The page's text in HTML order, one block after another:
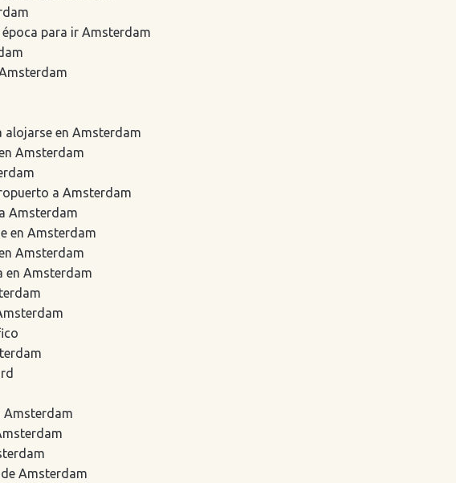
época para ir Amsterdam
alojarse en Amsterdam
Amsterdam
a Amsterdam
Amsterdam
en Amsterdam
Amsterdam
en Amsterdam
Amsterdam
Amsterdam